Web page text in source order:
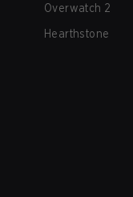
Overwatch 2
Hearthstone